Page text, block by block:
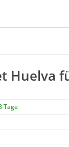
Huelva
Tage